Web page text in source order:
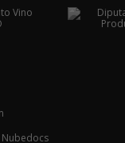
Nubedocs